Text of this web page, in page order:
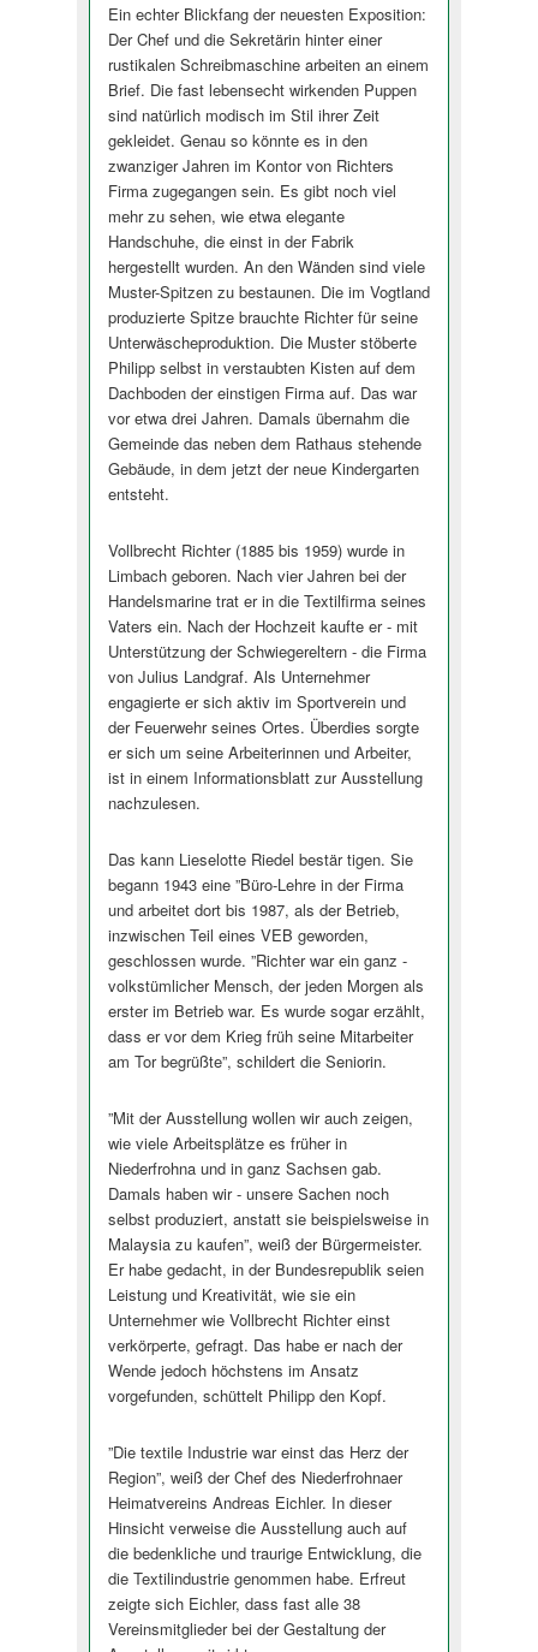
Ein echter Blickfang der neuesten Exposition:
Der Chef und die Sekretärin hinter einer
rustikalen Schreibmaschine arbeiten an einem
Brief. Die fast lebensecht wirkenden Puppen
sind natürlich modisch im Stil ihrer Zeit
gekleidet. Genau so könnte es in den
zwanziger Jahren im Kontor von Richters
Firma zugegangen sein. Es gibt noch viel
mehr zu sehen, wie etwa elegante
Handschuhe, die einst in der Fabrik
hergestellt wurden. An den Wänden sind viele
Muster-Spitzen zu bestaunen. Die im Vogtland
produzierte Spitze brauchte Richter für seine
Unterwäscheproduktion. Die Muster stöberte
Philipp selbst in verstaubten Kisten auf dem
Dachboden der einstigen Firma auf. Das war
vor etwa drei Jahren. Damals übernahm die
Gemeinde das neben dem Rathaus stehende
Gebäude, in dem jetzt der neue Kindergarten
entsteht.
Vollbrecht Richter (1885 bis 1959) wurde in
Limbach geboren. Nach vier Jahren bei der
Handelsmarine trat er in die Textilfirma seines
Vaters ein. Nach der Hochzeit kaufte er - mit
Unterstützung der Schwiegereltern - die Firma
von Julius Landgraf. Als Unternehmer
engagierte er sich aktiv im Sportverein und
der Feuerwehr seines Ortes. Überdies sorgte
er sich um seine Arbeiterinnen und Arbeiter,
ist in einem Informationsblatt zur Ausstellung
nachzulesen.
Das kann Lieselotte Riedel bestär tigen. Sie
begann 1943 eine ”Büro-Lehre in der Firma
und arbeitet dort bis 1987, als der Betrieb,
inzwischen Teil eines VEB geworden,
geschlossen wurde. ”Richter war ein ganz -
volkstümlicher Mensch, der jeden Morgen als
erster im Betrieb war. Es wurde sogar erzählt,
dass er vor dem Krieg früh seine Mitarbeiter
am Tor begrüßte”, schildert die Seniorin.
”Mit der Ausstellung wollen wir auch zeigen,
wie viele Arbeitsplätze es früher in
Niederfrohna und in ganz Sachsen gab.
Damals haben wir - unsere Sachen noch
selbst produziert, anstatt sie beispielsweise in
Malaysia zu kaufen”, weiß der Bürgermeister.
Er habe gedacht, in der Bundesrepublik seien
Leistung und Kreativität, wie sie ein
Unternehmer wie Vollbrecht Richter einst
verkörperte, gefragt. Das habe er nach der
Wende jedoch höchstens im Ansatz
vorgefunden, schüttelt Philipp den Kopf.
”Die textile Industrie war einst das Herz der
Region”, weiß der Chef des Niederfrohnaer
Heimatvereins Andreas Eichler. In dieser
Hinsicht verweise die Ausstellung auch auf
die bedenkliche und traurige Entwicklung, die
die Textilindustrie genommen habe. Erfreut
zeigte sich Eichler, dass fast alle 38
Vereinsmitglieder bei der Gestaltung der